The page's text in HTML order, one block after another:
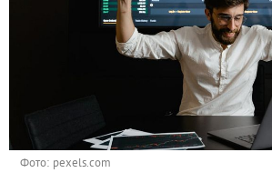
Фото: pexels.com